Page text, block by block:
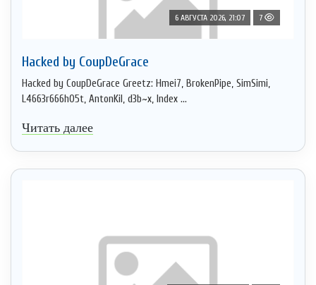
6 АВГУСТА 2026, 21:07 7
Hacked by CoupDeGrace
Hacked by CoupDeGrace Greetz: Hmei7, BrokenPipe, SimSimi,
L4663r666h05t, AntonKil, d3b~x, Index ...
Читать далее